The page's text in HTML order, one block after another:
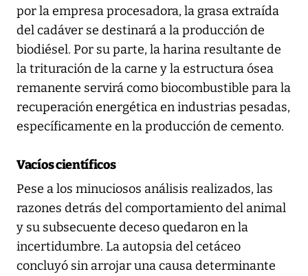
por la empresa procesadora, la grasa extraída
del cadáver se destinará a la producción de
biodiésel. Por su parte, la harina resultante de
la trituración de la carne y la estructura ósea
remanente servirá como biocombustible para la
recuperación energética en industrias pesadas,
específicamente en la producción de cemento.
Vacíos científicos
Pese a los minuciosos análisis realizados, las
razones detrás del comportamiento del animal
y su subsecuente deceso quedaron en la
incertidumbre. La autopsia del cetáceo
concluyó sin arrojar una causa determinante